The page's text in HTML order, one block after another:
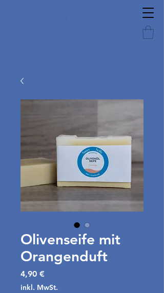
Olivenseife mit
Orangenduft
4,90 €
inkl. MwSt.